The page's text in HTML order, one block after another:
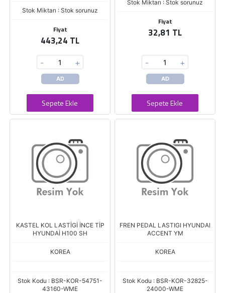
Stok Miktarı : Stok sorunuz
Fiyat
443,24 TL
- +
AD
Sepete Ekle
Stok Miktarı : Stok sorunuz
Fiyat
32,81 TL
- +
AD
Sepete Ekle
KASTEL KOL LASTİGİ İNCE TİP
HYUNDAİ H100 SH
KOREA
Stok Kodu : BSR-KOR-54751-
43160-WME
FREN PEDAL LASTIGI HYUNDAI
ACCENT YM
KOREA
Stok Kodu : BSR-KOR-32825-
24000-WME